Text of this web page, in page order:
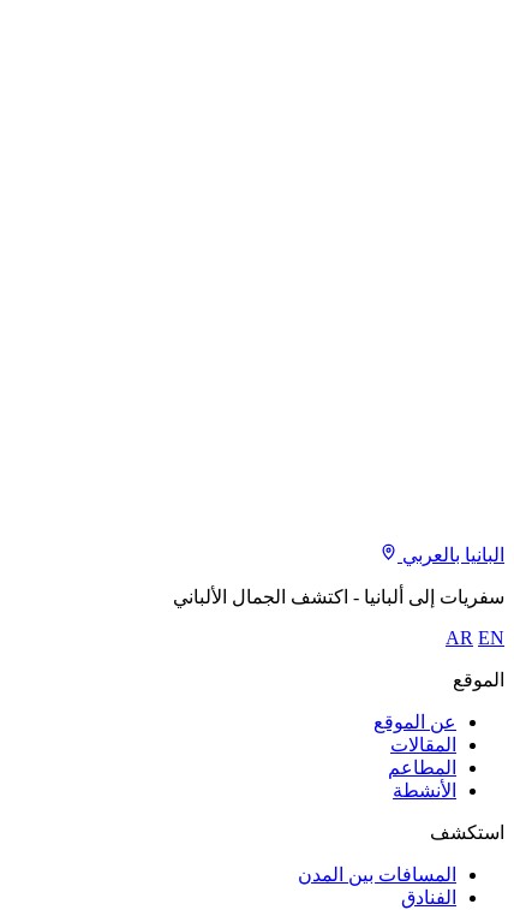
البانيا بالعربي
سفريات إلى ألبانيا - اكتشف الجمال الألباني
AR EN
الموقع
عن الموقع
المقالات
المطاعم
الأنشطة
استكشف
المسافات بين المدن
الفنادق